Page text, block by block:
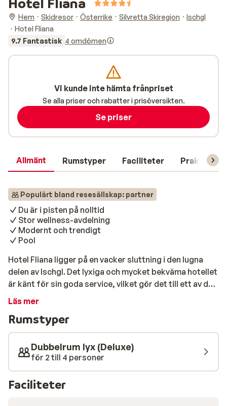
Hem Skidresor Österrike Silvretta Skiregion
Ischgl
Hotel Fliana
9.7 Fantastisk 4 omdömen
Allmänt Rumstyper Faciliteter Praktisk
Populärt bland resesällskap: partner
Du är i pisten på nolltid
Stor wellness-avdelning
Modernt och trendigt
Pool
Hotel Fliana ligger på en vacker sluttning i den lugna
delen av Ischgl. Det lyxiga och mycket bekväma hotellet
är känt för sin goda service, vilket gör det till ett av de
bäst rankade hotellen i hela regionen. Upplev det med
tunnel. Njut av god mat och avkoppling under ett besök
till wellness-avdelningen. Du kommer verkligen inte att
sakna något här!
Läs mer
Rumstyper
Dubbelrum lyx (Deluxe)
för 2 till 4 personer
Faciliteter
Vi kunde inte hämta frånpriset
Se alla priser och rabatter i prisöversikten.
Se priser